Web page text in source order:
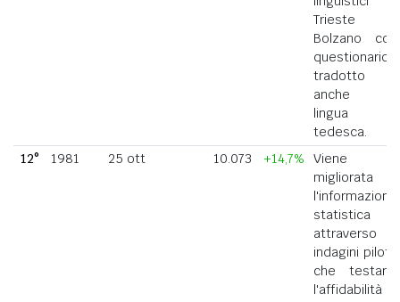
Trieste e
Bolzano con
questionario
tradotto
anche in
lingua
tedesca.
12°
1981 25 ott 10.073 +14,7%
Viene
migliorata
l'informazione
statistica
attraverso
indagini pilota
che testano
l'affidabilità